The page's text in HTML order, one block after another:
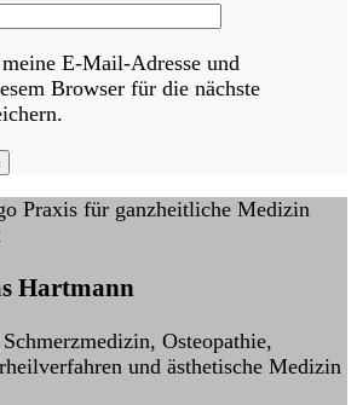
E-Mail-Adresse und
Browser für die nächste
Hartmann
Osteopathie,
und ästhetische Medizin